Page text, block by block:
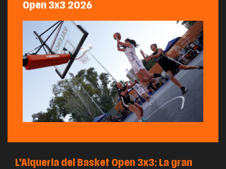
Open 3x3 2026
L'Alqueria del Basket Open 3x3: La gran